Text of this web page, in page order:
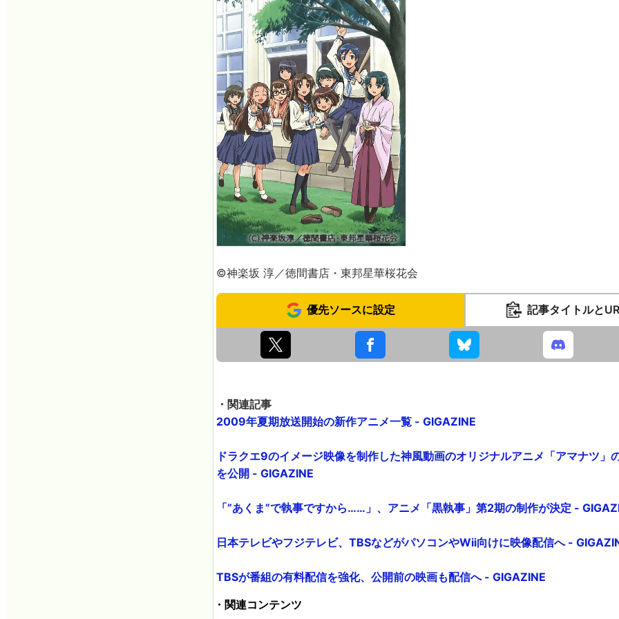
©神楽坂 淳／徳間書店・東邦星華桜花会
優先ソースに設定 記事タイトルと
・関連記事
2009年夏期放送開始の新作アニメ一覧 - GIGAZINE
ドラクエ9のイメージ映像を制作した神風動画のオリジナルアニメ「アマナツ」
を公開 - GIGAZINE
「”あくま”で執事ですから……」、アニメ「黒執事」第2期の制作が決定 -
日本テレビやフジテレビ、TBSなどがパソコンやWii向けに映像配信へ -
TBSが番組の有料配信を強化、公開前の映画も配信へ - GIGAZINE
・関連コンテンツ